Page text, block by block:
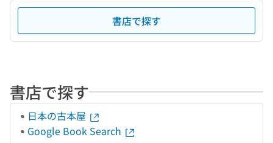
書店で探す
書店で探す
日本の古本屋
Google Book Search